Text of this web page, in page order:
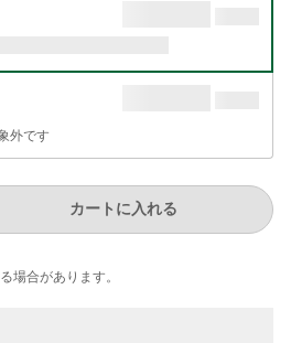
外です
カートに入れる
場合が​あります。